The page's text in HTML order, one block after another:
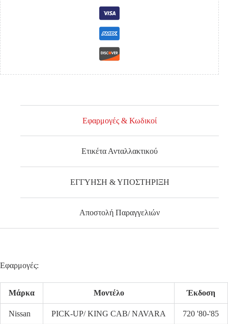
Εφαρμογές & Κωδικοί
Ετικέτα Ανταλλακτικού
ΕΓΓΥΗΣΗ & ΥΠΟΣΤΗΡΙΞΗ
Αποστολή Παραγγελιών
Εφαρμογές:
Μάρκα Μοντέλο Έκδοση
Nissan PICK-UP/ KING CAB/ NAVARA
720 '80-'85